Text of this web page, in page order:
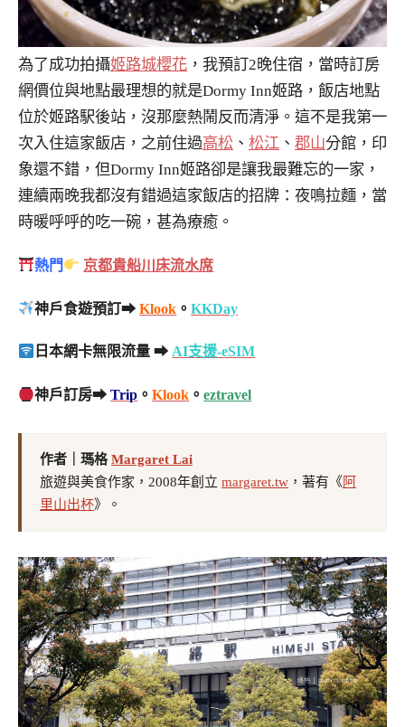
為了成功拍攝姬路城櫻花 ，我預訂2晚住宿，當時訂房
網價位與地點最理想的就是Dormy Inn姬路，飯店地點
位於姬路駅後站，沒那麼熱鬧反而清淨。這不是我第一
次入住這家飯店，之前住過高松 、 松江 、 郡山分館，印
象還不錯，但Dormy Inn姬路卻是讓我最難忘的一家，
連續兩晚我都沒有錯過這家飯店的招牌：夜鳴拉麵，當
時暖呼呼的吃一碗，甚為療癒。
熱門 京都貴船川床流水席
神戶食遊預訂➡Klook 。KKDay
日本網卡無限流量 ➡ AI支援-eSIM
神戶訂房➡Trip 。Klook 。eztravel
作者｜瑪格Margaret Lai
旅遊與美食作家，2008年創立 margaret.tw ，著有《阿
里山出杯》。